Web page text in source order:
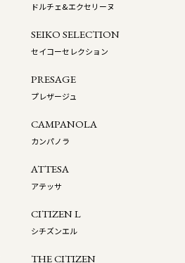
ドルチェ&エクセリーヌ
SEIKO SELECTION
セイコーセレクション
PRESAGE
プレザージュ
CAMPANOLA
カンパノラ
ATTESA
アテッサ
CITIZEN L
シチズンエル
THE CITIZEN